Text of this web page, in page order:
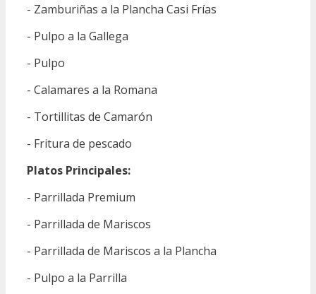
- Zamburiñas a la Plancha Casi Frías
- Pulpo a la Gallega
- Pulpo
- Calamares a la Romana
- Tortillitas de Camarón
- Fritura de pescado
Platos Principales:
- Parrillada Premium
- Parrillada de Mariscos
- Parrillada de Mariscos a la Plancha
- Pulpo a la Parrilla